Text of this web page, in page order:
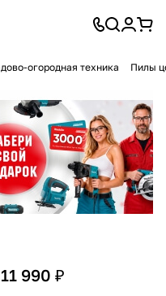
огородная техника Пилы
11 990 ₽